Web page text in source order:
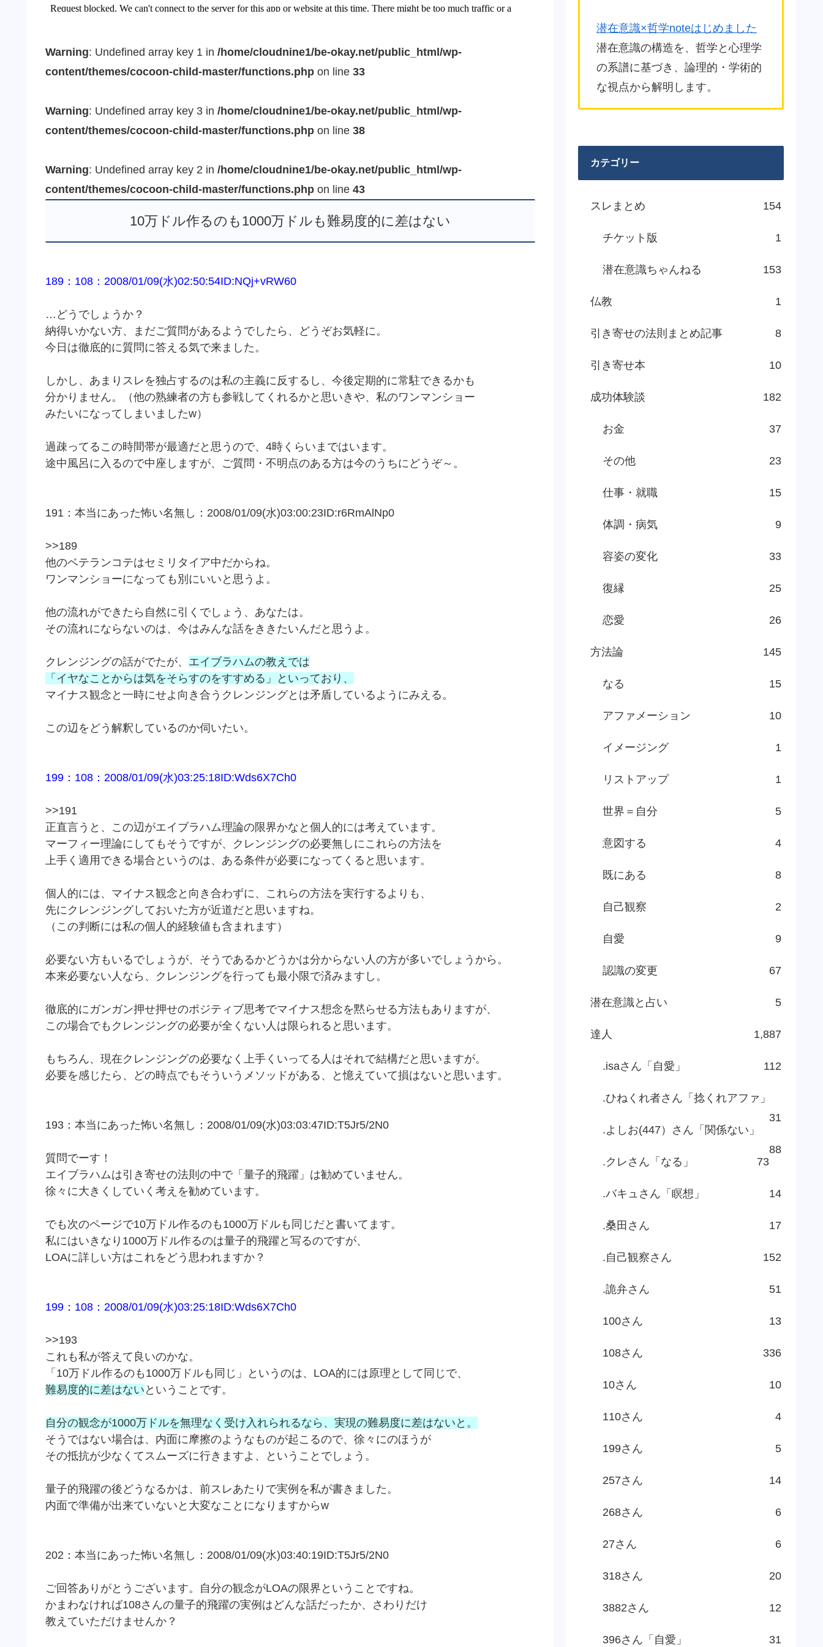
Warning: Undefined array key 1 in /home/cloudnine1/be-okay.net/public_html/wp-
content/themes/cocoon-child-master/functions.php on line 33
Warning: Undefined array key 3 in /home/cloudnine1/be-okay.net/public_html/wp-
content/themes/cocoon-child-master/functions.php on line 38
Warning: Undefined array key 2 in /home/cloudnine1/be-okay.net/public_html/wp-
content/themes/cocoon-child-master/functions.php on line 43
10万ドル作るのも1000万ドルも難易度的に差はない
189：108：2008/01/09(水)02:50:54ID:NQj+vRW60
…どうでしょうか？
納得いかない方、まだご質問があるようでしたら、どうぞお気軽に。
今日は徹底的に質問に答える気で来ました。
しかし、あまりスレを独占するのは私の主義に反するし、今後定期的に常駐できるかも
分かりません。（他の熟練者の方も参戦してくれるかと思いきや、私のワンマンショー
みたいになってしまいましたw）
過疎ってるこの時間帯が最適だと思うので、4時くらいまではいます。
途中風呂に入るので中座しますが、ご質問・不明点のある方は今のうちにどうぞ～。
191：本当にあった怖い名無し：2008/01/09(水)03:00:23ID:r6RmAlNp0
>>189
他のベテランコテはセミリタイア中だからね。
ワンマンショーになっても別にいいと思うよ。
他の流れができたら自然に引くでしょう、あなたは。
その流れにならないのは、今はみんな話をききたいんだと思うよ。
クレンジングの話がでたが、 エイブラハムの教えでは
「イヤなことからは気をそらすのをすすめる」といっており、
マイナス観念と一時にせよ向き合うクレンジングとは矛盾しているようにみえる。
この辺をどう解釈しているのか伺いたい。
199：108：2008/01/09(水)03:25:18ID:Wds6X7Ch0
>>191
正直言うと、この辺がエイブラハム理論の限界かなと個人的には考えています。
マーフィー理論にしてもそうですが、クレンジングの必要無しにこれらの方法を
上手く適用できる場合というのは、ある条件が必要になってくると思います。
個人的には、マイナス観念と向き合わずに、これらの方法を実行するよりも、
先にクレンジングしておいた方が近道だと思いますね。
（この判断には私の個人的経験値も含まれます）
必要ない方もいるでしょうが、そうであるかどうかは分からない人の方が多いでしょうから。
本来必要ない人なら、クレンジングを行っても最小限で済みますし。
徹底的にガンガン押せ押せのポジティブ思考でマイナス想念を黙らせる方法もありますが、
この場合でもクレンジングの必要が全くない人は限られると思います。
もちろん、現在クレンジングの必要なく上手くいってる人はそれで結構だと思いますが。
必要を感じたら、どの時点でもそういうメソッドがある、と憶えていて損はないと思います。
193：本当にあった怖い名無し：2008/01/09(水)03:03:47ID:T5Jr5/2N0
質問でーす！
エイブラハムは引き寄せの法則の中で「量子的飛躍」は勧めていません。
徐々に大きくしていく考えを勧めています。
でも次のページで10万ドル作るのも1000万ドルも同じだと書いてます。
私にはいきなり1000万ドル作るのは量子的飛躍と写るのですが、
LOAに詳しい方はこれをどう思われますか？
199：108：2008/01/09(水)03:25:18ID:Wds6X7Ch0
>>193
これも私が答えて良いのかな。
「10万ドル作るのも1000万ドルも同じ」というのは、LOA的には原理として同じで、
難易度的に差はない ということです。
自分の観念が1000万ドルを無理なく受け入れられるなら、実現の難易度に差はないと。
そうではない場合は、内面に摩擦のようなものが起こるので、徐々にのほうが
その抵抗が少なくてスムーズに行きますよ、ということでしょう。
量子的飛躍の後どうなるかは、前スレあたりで実例を私が書きました。
内面で準備が出来ていないと大変なことになりますからw
202：本当にあった怖い名無し：2008/01/09(水)03:40:19ID:T5Jr5/2N0
ご回答ありがとうございます。自分の観念がLOAの限界ということですね。
かまわなければ108さんの量子的飛躍の実例はどんな話だったか、さわりだけ
教えていただけませんか？
潜在意識×哲学noteはじめました
潜在意識の構造を、哲学と心理学
の系譜に基づき、論理的・学術的
な視点から解明します。
カテゴリー
スレまとめ 154
チケット版 1
潜在意識ちゃんねる 153
仏教 1
引き寄せの法則まとめ記事 8
引き寄せ本 10
成功体験談 182
お金 37
その他 23
仕事・就職 15
体調・病気 9
容姿の変化 33
復縁 25
恋愛 26
方法論 145
なる 15
アファメーション 10
イメージング 1
リストアップ 1
世界＝自分 5
意図する 4
既にある 8
自己観察 2
自愛 9
認識の変更 67
潜在意識と占い 5
達人 1,887
.isaさん「自愛」 112
.ひねくれ者さん「捻くれアファ」
31
.よしお(447）さん「関係ない」
88
.クレさん「なる」
73
.バキュさん「瞑想」 14
.桑田さん 17
.自己観察さん 152
.詭弁さん 51
100さん 13
108さん 336
10さん 10
110さん 4
199さん 5
257さん 14
268さん 6
27さん 6
318さん 20
3882さん 12
396さん「自愛」 31